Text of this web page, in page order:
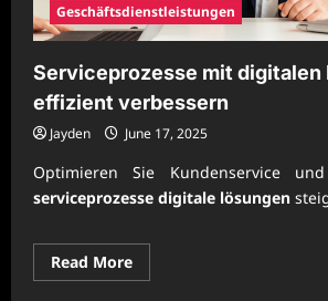
Geschäftsdienstleistungen
Serviceprozesse mit digitalen
effizient verbessern
Jayden June 17, 2025
Optimieren Sie Kundenservice und
serviceprozesse digitale lösungen
Read MoreRead
more